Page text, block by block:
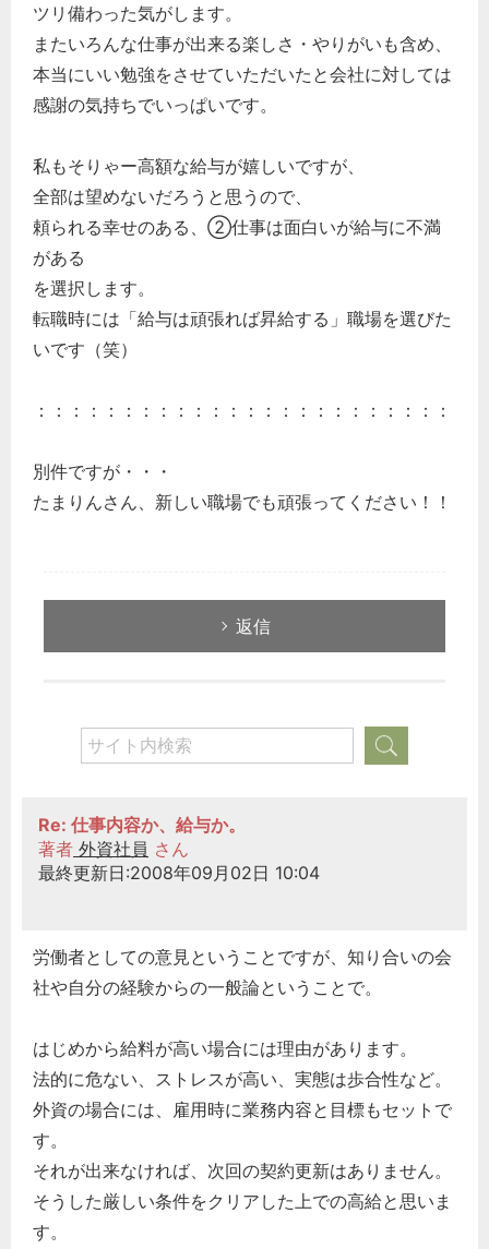
ツリ備わった気がします。
またいろんな仕事が出来る楽しさ・やりがいも含め、
本当にいい勉強をさせていただいたと会社に対しては
感謝の気持ちでいっぱいです。
私もそりゃー高額な給与が嬉しいですが、
全部は望めないだろうと思うので、
頼られる幸せのある、②仕事は面白いが給与に不満
がある
を選択します。
転職時には「給与は頑張れば昇給する」職場を選びた
いです（笑）
：：：：：：：：：：：：：：：：：：：：：：：：
別件ですが・・・
たまりんさん、新しい職場でも頑張ってください！！
返信
Re: 仕事内容か、給与か。
著者 外資社員 さん
最終更新日:2008年09月02日 10:04
労働者としての意見ということですが、知り合いの会
社や自分の経験からの一般論ということで。
はじめから給料が高い場合には理由があります。
法的に危ない、ストレスが高い、実態は歩合性など。
外資の場合には、雇用時に業務内容と目標もセットで
す。
それが出来なければ、次回の契約更新はありません。
そうした厳しい条件をクリアした上での高給と思いま
す。
経営の知恵
総務の給湯室
秘書のノウハウ